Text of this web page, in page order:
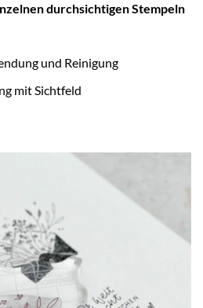
durchsichtigen Stempeln
und Reinigung
mit Sichtfeld